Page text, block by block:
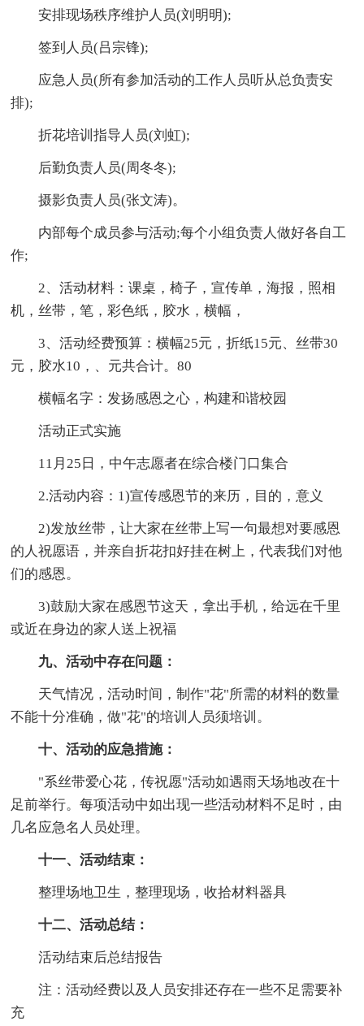
安排现场秩序维护人员(刘明明);
签到人员(吕宗锋);
应急人员(所有参加活动的工作人员听从总负责安
排);
折花培训指导人员(刘虹);
后勤负责人员(周冬冬);
摄影负责人员(张文涛)。
内部每个成员参与活动;每个小组负责人做好各自工
作;
2、活动材料：课桌，椅子，宣传单，海报，照相
机，丝带，笔，彩色纸，胶水，横幅，
3、活动经费预算：横幅25元，折纸15元、丝带30
元，胶水10，、元共合计。80
横幅名字：发扬感恩之心，构建和谐校园
活动正式实施
11月25日，中午志愿者在综合楼门口集合
2.活动内容：1)宣传感恩节的来历，目的，意义
2)发放丝带，让大家在丝带上写一句最想对要感恩
的人祝愿语，并亲自折花扣好挂在树上，代表我们对他
们的感恩。
3)鼓励大家在感恩节这天，拿出手机，给远在千里
或近在身边的家人送上祝福
九、活动中存在问题：
天气情况，活动时间，制作"花"所需的材料的数量
不能十分准确，做"花"的培训人员须培训。
十、活动的应急措施：
"系丝带爱心花，传祝愿"活动如遇雨天场地改在十
足前举行。每项活动中如出现一些活动材料不足时，由
几名应急名人员处理。
十一、活动结束：
整理场地卫生，整理现场，收拾材料器具
十二、活动总结：
活动结束后总结报告
注：活动经费以及人员安排还存在一些不足需要补
充